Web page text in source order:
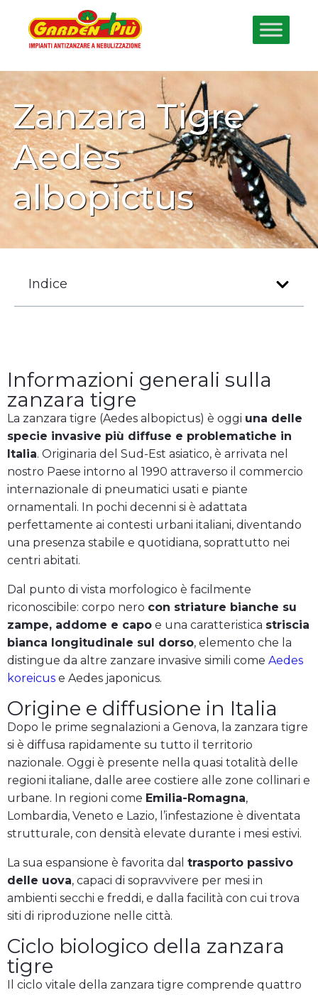
Zanzara Tigre
Aedes
albopictus
Indice
Informazioni generali sulla
zanzara tigre
La zanzara tigre (Aedes albopictus) è oggi una delle
specie invasive più diffuse e problematiche in
Italia. Originaria del Sud-Est asiatico, è arrivata nel
nostro Paese intorno al 1990 attraverso il commercio
internazionale di pneumatici usati e piante
ornamentali. In pochi decenni si è adattata
perfettamente ai contesti urbani italiani, diventando
una presenza stabile e quotidiana, soprattutto nei
centri abitati.
Dal punto di vista morfologico è facilmente
riconoscibile: corpo nero con striature bianche su
zampe, addome e capo e una caratteristica striscia
bianca longitudinale sul dorso, elemento che la
distingue da altre zanzare invasive simili come Aedes
koreicus e Aedes japonicus.
Origine e diffusione in Italia
Dopo le prime segnalazioni a Genova, la zanzara tigre
si è diffusa rapidamente su tutto il territorio
nazionale. Oggi è presente nella quasi totalità delle
regioni italiane, dalle aree costiere alle zone collinari e
urbane. In regioni come Emilia-Romagna,
Lombardia, Veneto e Lazio, l’infestazione è diventata
strutturale, con densità elevate durante i mesi estivi.
La sua espansione è favorita dal trasporto passivo
delle uova, capaci di sopravvivere per mesi in
ambienti secchi e freddi, e dalla facilità con cui trova
siti di riproduzione nelle città.
Ciclo biologico della zanzara
tigre
Il ciclo vitale della zanzara tigre comprende quattro